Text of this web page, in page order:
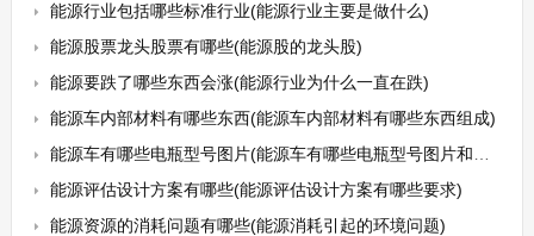
能源行业包括哪些标准行业(能源行业主要是做什么)
能源股票龙头股票有哪些(能源股的龙头股)
能源要跌了哪些东西会涨(能源行业为什么一直在跌)
能源车内部材料有哪些东西(能源车内部材料有哪些东西组成)
能源车有哪些电瓶型号图片(能源车有哪些电瓶型号图片和价格)
能源评估设计方案有哪些(能源评估设计方案有哪些要求)
能源资源的消耗问题有哪些(能源消耗引起的环境问题)